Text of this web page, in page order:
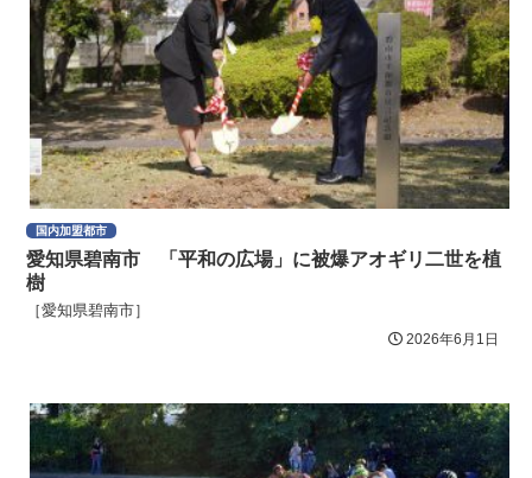
国内加盟都市
愛知県碧南市 「平和の広場」に被爆アオギリ二世を植
樹
［愛知県碧南市］
2026年6月1日